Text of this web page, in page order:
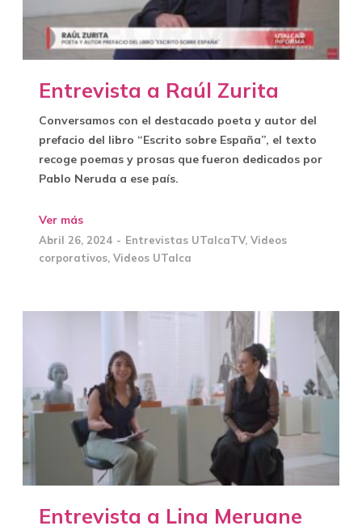
Entrevista a Raúl Zurita
Conversamos con el destacado poeta y autor del
prefacio del libro “Escrito sobre España”, el texto
recoge poemas y prosas que fueron dedicados por
Pablo Neruda a ese país.
Ver más
Abril 26, 2024 Entrevistas UTalcaTV, Videos
corporativos, Videos UTalca
Entrevista a Lina Meruane